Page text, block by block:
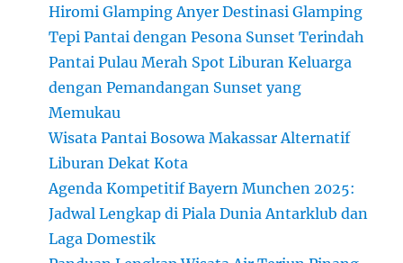
Hiromi Glamping Anyer Destinasi Glamping
Tepi Pantai dengan Pesona Sunset Terindah
Pantai Pulau Merah Spot Liburan Keluarga
dengan Pemandangan Sunset yang
Memukau
Wisata Pantai Bosowa Makassar Alternatif
Liburan Dekat Kota
Agenda Kompetitif Bayern Munchen 2025:
Jadwal Lengkap di Piala Dunia Antarklub dan
Laga Domestik